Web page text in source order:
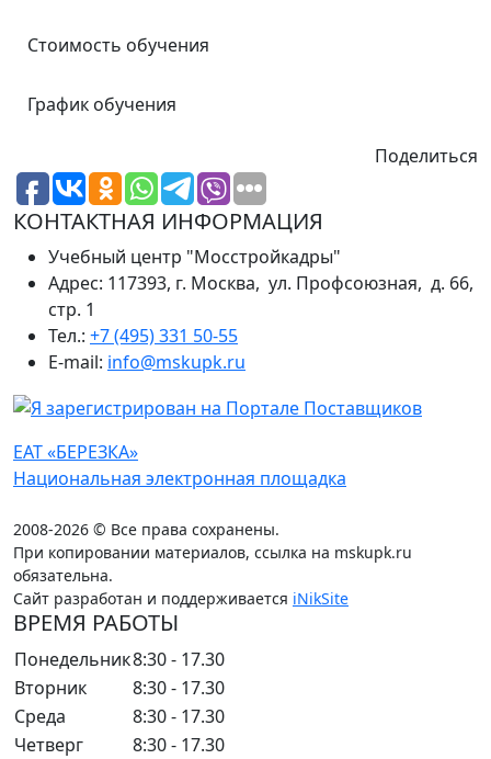
Стоимость обучения
График обучения
Поделиться
КОНТАКТНАЯ ИНФОРМАЦИЯ
Учебный центр "Мосстройкадры"
Адрес: 117393, г. Москва, ул. Профсоюзная, д. 66,
стр. 1
Тел.: +7 (495) 331 50-55
E-mail: info@mskupk.ru
ЕАТ «БЕРЕЗКА»
Национальная электронная площадка
2008-2026 © Все права сохранены.
При копировании материалов, ссылка на mskupk.ru
обязательна.
Сайт разработан и поддерживается iNikSite
ВРЕМЯ РАБОТЫ
Понедельник8:30 - 17.30
Вторник
8:30 - 17.30
Среда
8:30 - 17.30
Четверг
8:30 - 17.30